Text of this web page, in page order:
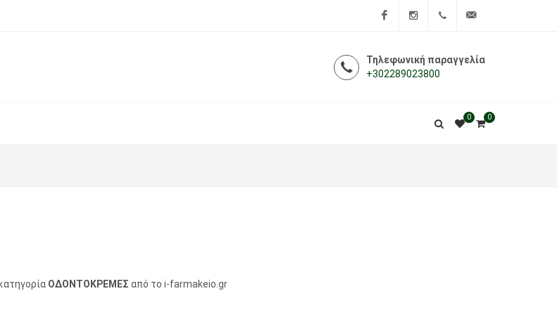
Τηλεφωνική παραγγελία
+302289023800
0
0
ΟΔΟΝΤΟΚΡΕΜΕΣ από το i-farmakeio.gr